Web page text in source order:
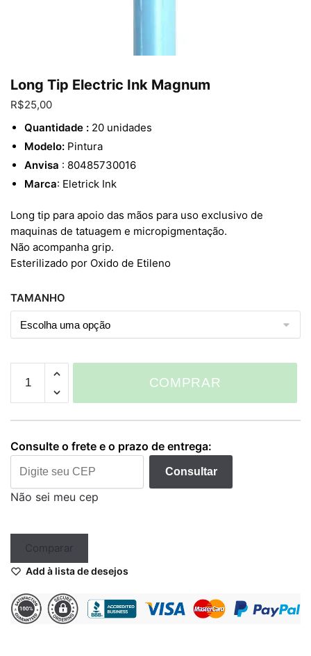
Long Tip Electric Ink Magnum
R$25,00
Quantidade : 20 unidades
Modelo: Pintura
Anvisa : 80485730016
Marca: Eletrick Ink
Long tip para apoio das mãos para uso exclusivo de
maquinas de tatuagem e micropigmentação.
Não acompanha grip.
Esterilizado por Oxido de Etileno
TAMANHO
Electric
Ink
quantidade
COMPRAR
Consulte o frete e o prazo de entrega:
Consultar
Não sei meu cep
Comparar
Add à lista de desejos